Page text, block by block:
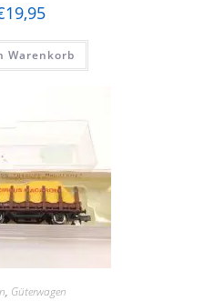
19,95
Warenkorb
, Güterwagen